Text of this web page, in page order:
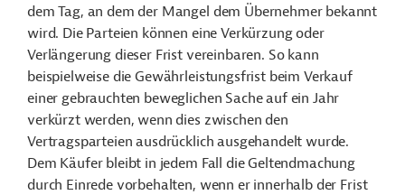
dem Tag, an dem der Mangel dem Übernehmer bekannt
wird. Die Parteien können eine Verkürzung oder
Verlängerung dieser Frist vereinbaren. So kann
beispielweise die Gewährleistungsfrist beim Verkauf
einer gebrauchten beweglichen Sache auf ein Jahr
verkürzt werden, wenn dies zwischen den
Vertragsparteien ausdrücklich ausgehandelt wurde.
Dem Käufer bleibt in jedem Fall die Geltendmachung
durch Einrede vorbehalten, wenn er innerhalb der Frist